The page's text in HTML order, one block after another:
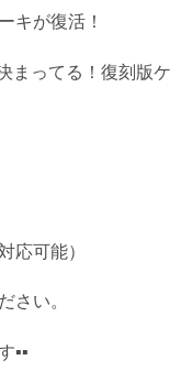
キが復活！
まってる！復刻版ケ
応可能）
さい。
▪️▪️